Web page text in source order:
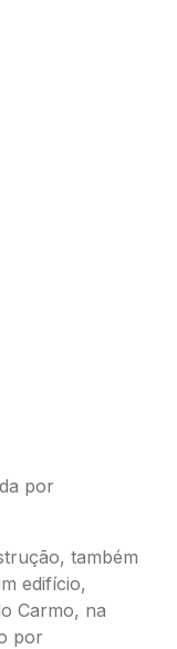
por
também
edifício,
Carmo, na
por